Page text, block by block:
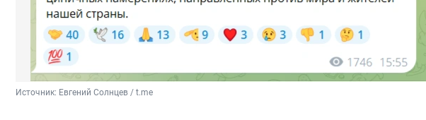
Источник: Евгений Солнцев / t.me